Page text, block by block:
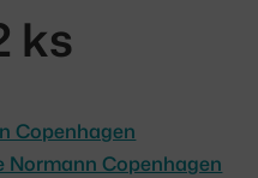
ks
Copenhagen
Normann Copenhagen